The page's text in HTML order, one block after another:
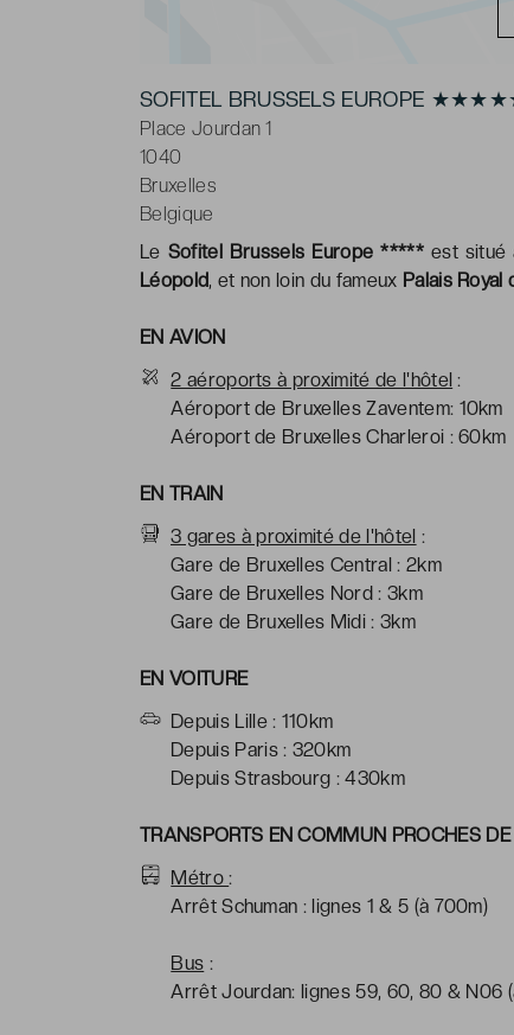
SOFITEL BRUSSELS EUROPE
Place Jourdan 1
1040
Bruxelles
Belgique
Le Sofitel Brussels Europe *****est situé
Léopold, et non loin du fameux Palais Royal
EN AVION
2 aéroports à proximité de l'hôtel :
Aéroport de Bruxelles Zaventem: 10km
Aéroport de Bruxelles Charleroi : 60km
EN TRAIN
3 gares à proximité de l'hôtel :
Gare de Bruxelles Central : 2km
Gare de Bruxelles Nord : 3km
Gare de Bruxelles Midi : 3km
EN VOITURE
Depuis Lille : 110km
Depuis Paris : 320km
Depuis Strasbourg : 430km
TRANSPORTS EN COMMUN PROCHES DE
Métro:
Arrêt Schuman : lignes 1 & 5 (à 700m)
Bus :
Arrêt Jourdan: lignes 59, 60, 80 & N06